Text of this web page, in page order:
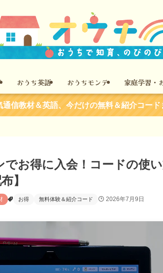
おうち英語 おうちモンテ 家庭学習・
通信教材＆英語、今だけの無料＆紹介コード
お得に入会！コードの使
】
お得 無料体験＆紹介コード 2026年7月9日